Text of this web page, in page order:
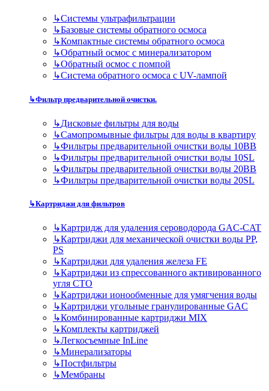
↳Cистемы ультрафильтрации
↳Базовые системы обратного осмоса
↳Компактные системы обратного осмоса
↳Обратный осмос с минерализатором
↳Обратный осмос с помпой
↳Система обратного осмоса с UV-лампой
↳Фильтр предварительной очистки.
↳Дисковые фильтры для воды
↳Самопромывные фильтры для воды в квартиру
↳Фильтры предварительной очистки воды 10BB
↳Фильтры предварительной очистки воды 10SL
↳Фильтры предварительной очистки воды 20BB
↳Фильтры предварительной очистки воды 20SL
↳Картриджи для фильтров
↳Картридж для удаления сероводорода GAC-CAT
↳Картриджи для механической очистки воды PP,
PS
↳Картриджи для удаления железа FE
↳Картриджи из спрессованного активированного
угля CTO
↳Картриджи ионообменные для умягчения воды
↳Картриджи угольные гранулированные GAC
↳Комбинированные картриджи MIX
↳Комплекты картриджей
↳Легкосъемные InLine
↳Минерализаторы
↳Постфильтры
↳Мембраны